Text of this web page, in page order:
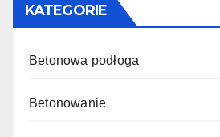
KATEGORIE
Betonowa podłoga
Betonowanie